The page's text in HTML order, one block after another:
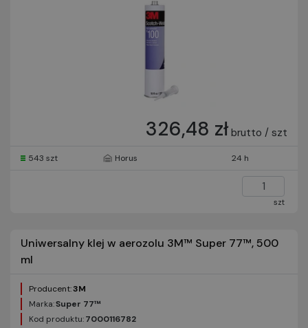
326,48 zł brutto / szt
543 szt Horus 24 h
szt
Uniwersalny klej w aerozolu 3M™ Super 77™, 500
ml
Producent:3M
Marka:Super 77™
Kod produktu:7000116782